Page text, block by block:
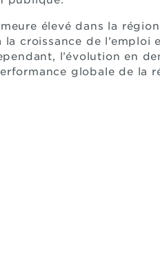
élevé dans la
croissance de l’emploi
l’évolution en
globale de la